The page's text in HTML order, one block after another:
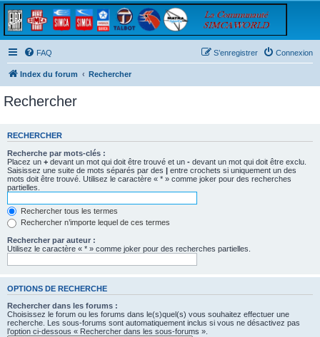
FAQ Connexion
S’enregistrer
Index du forum Rechercher
Rechercher
RECHERCHER
Recherche par mots-clés :
Placez un + devant un mot qui doit être trouvé et un - devant un mot qui doit être exclu.
Saisissez une suite de mots séparés par des | entre crochets si uniquement un des
mots doit être trouvé. Utilisez le caractère « * » comme joker pour des recherches
partielles.
Rechercher tous les termes
Rechercher n’importe lequel de ces termes
Rechercher par auteur :
Utilisez le caractère « * » comme joker pour des recherches partielles.
OPTIONS DE RECHERCHE
Rechercher dans les forums :
Choisissez le forum ou les forums dans le(s)quel(s) vous souhaitez effectuer une
recherche. Les sous-forums sont automatiquement inclus si vous ne désactivez pas
l’option ci-dessous « Rechercher dans les sous-forums ».